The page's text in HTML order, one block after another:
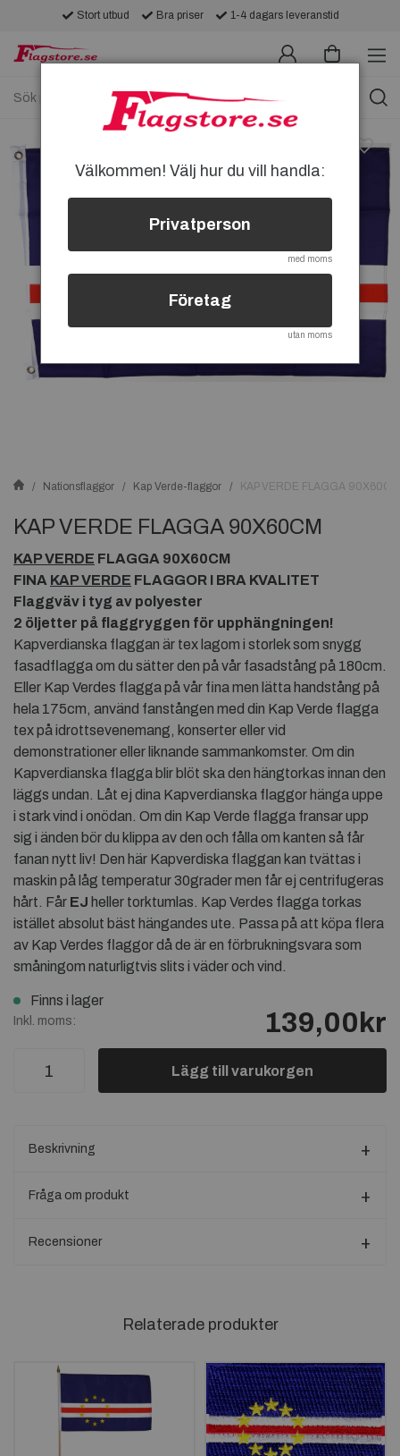
Stort utbud Bra priser 1-4 dagars leveranstid
Nationsflaggor Kap Verde-flaggor KAP VERDE FLAGGA 90X60CM
KAP VERDE FLAGGA 90X60CM
KAP VERDE FLAGGA 90X60CM
FINA KAP VERDE FLAGGOR I BRA KVALITET
Flaggväv i tyg av polyester
2 öljetter på flaggryggen för upphängningen!
Kapverdianska flaggan är tex lagom i storlek som snygg
fasadflagga om du sätter den på vår fasadstång på 180cm.
Eller Kap Verdes flagga på vår fina men lätta handstång på
hela 175cm, använd fanstången med din Kap Verde flagga
tex på idrottsevenemang, konserter eller vid
demonstrationer eller liknande sammankomster. Om din
Kapverdianska flagga blir blöt ska den hängtorkas innan den
läggs undan. Låt ej dina Kapverdianska flaggor hänga uppe
i stark vind i onödan. Om din Kap Verde flagga fransar upp
sig i änden bör du klippa av den och fålla om kanten så får
fanan nytt liv! Den här Kapverdiska flaggan kan tvättas i
maskin på låg temperatur 30grader men får ej centrifugeras
hårt. Får EJ heller torktumlas. Kap Verdes flagga torkas
istället absolut bäst hängandes ute. Passa på att köpa flera
av Kap Verdes flaggor då de är en förbrukningsvara som
småningom naturligtvis slits i väder och vind.
Finns i lager
Inkl. moms: 139,00kr
Lägg till varukorgen
Beskrivning
Fråga om produkt
Recensioner
Relaterade produkter
Välkommen! Välj hur du vill handla:
Privatperson
med moms
Företag
utan moms